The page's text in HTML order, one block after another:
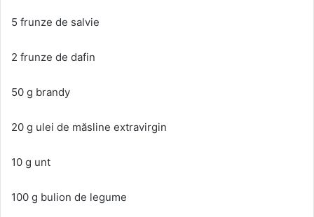
5 frunze de salvie
2 frunze de dafin
50 g brandy
20 g ulei de măsline extravirgin
10 g unt
100 g bulion de legume